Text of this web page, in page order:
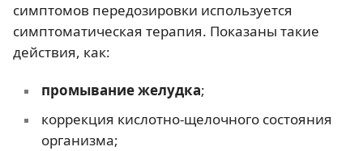
симптомов передозировки используется
симптоматическая терапия. Показаны такие
действия, как:
промывание желудка;
коррекция кислотно-щелочного состояния
организма;